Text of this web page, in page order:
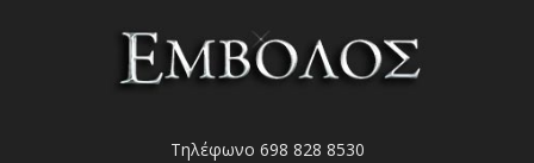
Τηλέφωνο 698 828 8530